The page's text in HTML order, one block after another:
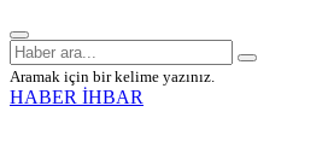
Aramak için bir kelime yazınız.
HABER İHBAR